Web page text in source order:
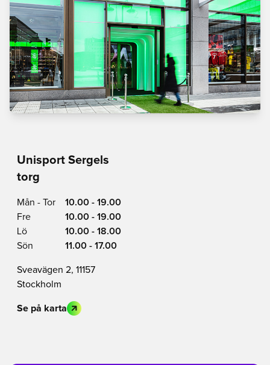
Unisport Sergels
torg
Mån - Tor
10.00 - 19.00
Fre
10.00 - 19.00
Lö
10.00 - 18.00
Sön
11.00 - 17.00
Sveavägen 2, 11157
Stockholm
Se på karta